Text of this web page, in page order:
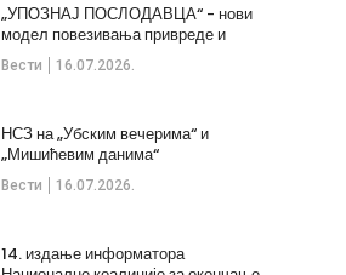
Вести 16.07.2026.
„УПОЗНАЈ ПОСЛОДАВЦА“ - нови
модел повезивања привреде и
стручних кадрова
Вести 16.07.2026.
НСЗ на „Убским вечерима“ и
„Мишићевим данима“
14. издање информатора